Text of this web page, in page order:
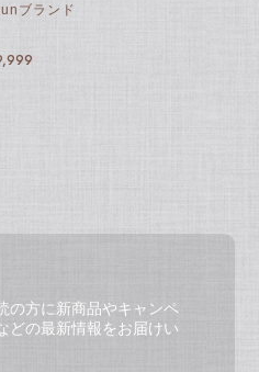
ブランド
の方に新商品やキャンペ
どの最新情報をお届けい